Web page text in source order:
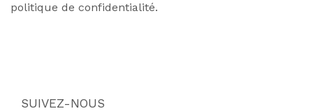
politique de confidentialité.
SUIVEZ-NOUS